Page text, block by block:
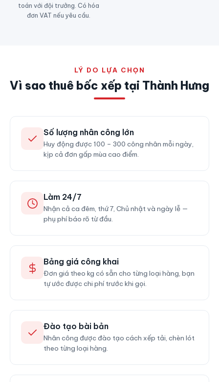
toán với đội trưởng. Có hóa
đơn VAT nếu yêu cầu.
LÝ DO LỰA CHỌN
Vì sao thuê bốc xếp tại Thành Hưng
Số lượng nhân công lớn
Huy động được 100 – 300 công nhân mỗi ngày,
kịp cả đơn gấp mùa cao điểm.
Làm 24/7
Nhận cả ca đêm, thứ 7, Chủ nhật và ngày lễ —
phụ phí báo rõ từ đầu.
Bảng giá công khai
Đơn giá theo kg có sẵn cho từng loại hàng, bạn
tự ước được chi phí trước khi gọi.
Đào tạo bài bản
Nhân công được đào tạo cách xếp tải, chèn lót
theo từng loại hàng.